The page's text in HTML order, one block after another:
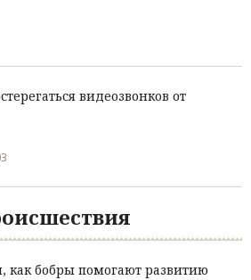
видеозвонков от
как бобры помогают развитию